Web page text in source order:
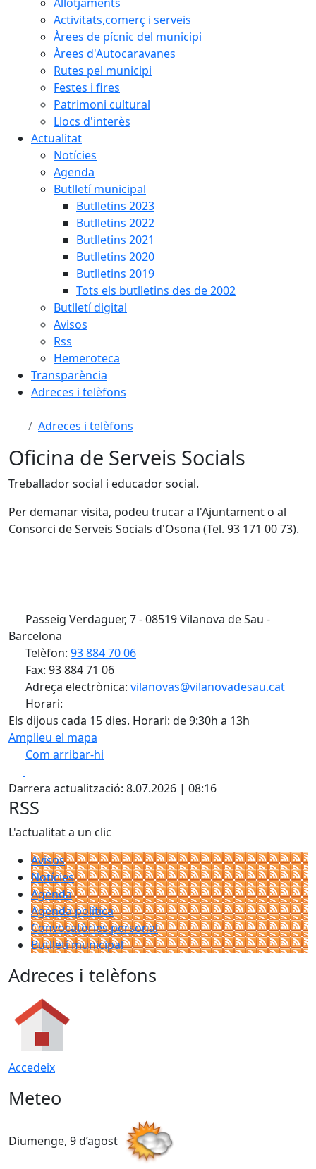
Activitats,comerç i serveis
Àrees de pícnic del municipi
Àrees d'Autocaravanes
Rutes pel municipi
Festes i fires
Patrimoni cultural
Llocs d'interès
Actualitat
Notícies
Agenda
Butlletí municipal
Butlletins 2023
Butlletins 2022
Butlletins 2021
Butlletins 2020
Butlletins 2019
Tots els butlletins des de 2002
Butlletí digital
Avisos
Rss
Hemeroteca
Transparència
Adreces i telèfons
Adreces i telèfons
Oficina de Serveis Socials
Treballador social i educador social.
Per demanar visita, podeu trucar a l'Ajuntament o al
Consorci de Serveis Socials d'Osona (Tel. 93 171 00 73).
Passeig Verdaguer, 7 - 08519 Vilanova de Sau -
Barcelona
Telèfon: 93 884 70 06
Fax: 93 884 71 06
Adreça electrònica: vilanovas@vilanovadesau.cat
Horari:
Els dijous cada 15 dies. Horari: de 9:30h a 13h
Amplieu el mapa
Com arribar-hi
+
−
Darrera actualització: 8.07.2026 | 08:16
RSS
L'actualitat a un clic
Avisos
Notícies
Agenda
Agenda política
Convocatòries personal
Butlletí municipal
Adreces i telèfons
Accedeix
Meteo
Diumenge, 9 d’agost